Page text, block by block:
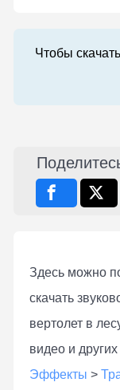
Чтобы
Здесь можно
скачать
вертолет в
видео и других
Эффекты >